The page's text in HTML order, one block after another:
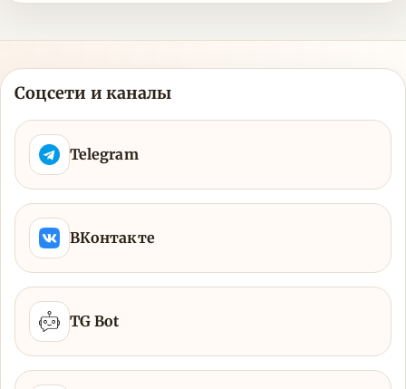
Соцсети и каналы
Telegram
ВКонтакте
TG Bot